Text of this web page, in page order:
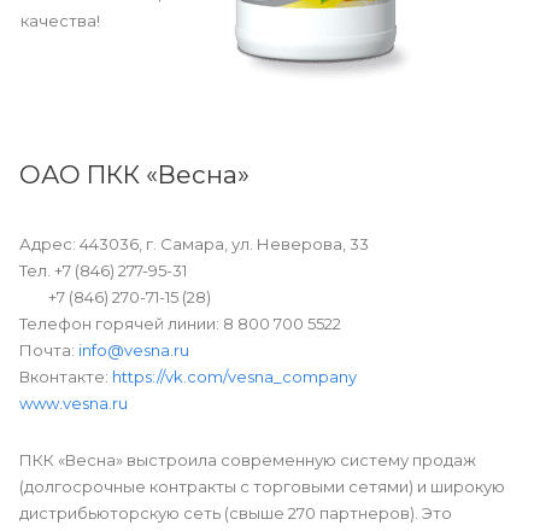
качества!
ОАО ПКК «Весна»
Адрес: 443036, г. Самара, ул. Неверова, 33
Тел. +7 (846) 277-95-31
+7 (846) 270-71-15 (28)
Телефон горячей линии: 8 800 700 5522
Почта: info@vesna.ru
Вконтакте: https://vk.com/vesna_company
www.vesna.ru
ПКК «Весна» выстроила современную систему продаж
(долгосрочные контракты с торговыми сетями) и широкую
дистрибьюторскую сеть (свыше 270 партнеров). Это